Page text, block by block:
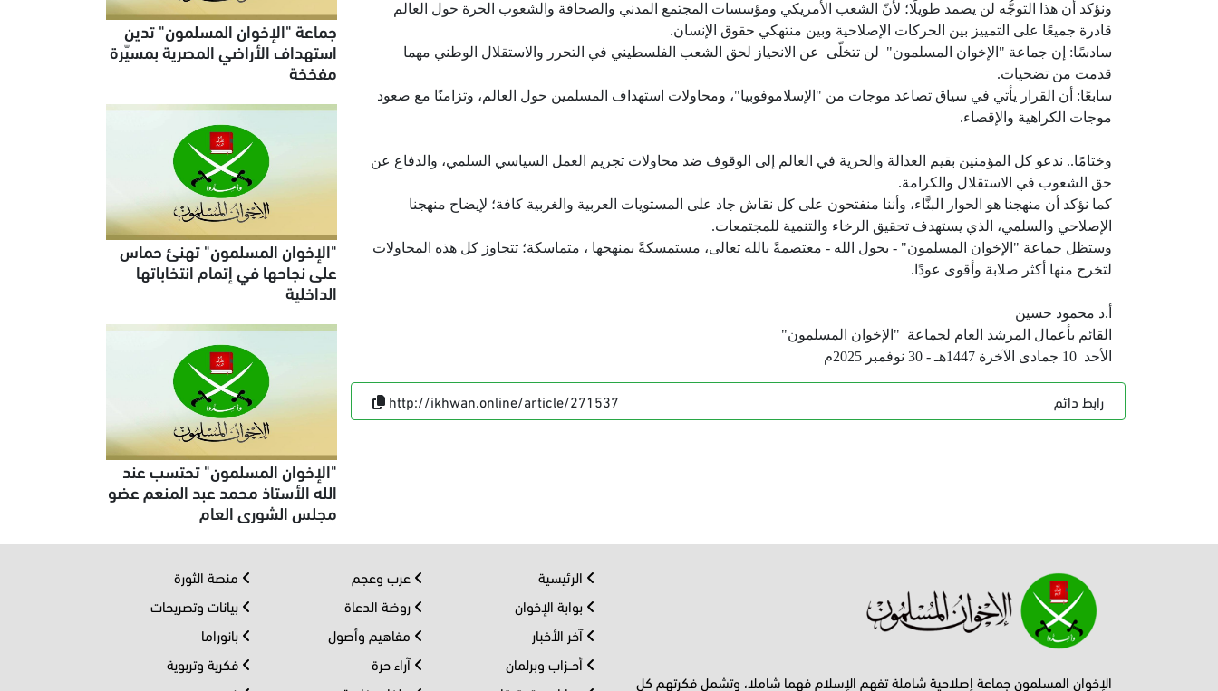
ونؤكد أن هذا التوجُّه لن يصمد طويلًا؛ لأنّ الشعب الأمريكي ومؤسسات المجتمع المدني والصحافة والشعوب الحرة حول العالم
قادرة جميعًا على التمييز بين الحركات الإصلاحية وبين منتهكي حقوق الإنسان.
سادسًا: إن جماعة "الإخوان المسلمون" لن تتخلّى عن الانحياز لحق الشعب الفلسطيني في التحرر والاستقلال الوطني مهما
قدمت من تضحيات.
سابعًا: أن القرار يأتي في سياق تصاعد موجات من "الإسلاموفوبيا"، ومحاولات استهداف المسلمين حول العالم، وتزامنًا مع صعود
موجات الكراهية والإقصاء.
وختامًا.. ندعو كل المؤمنين بقيم العدالة والحرية في العالم إلى الوقوف ضد محاولات تجريم العمل السياسي السلمي، والدفاع عن
حق الشعوب في الاستقلال والكرامة.
كما نؤكد أن منهجنا هو الحوار البنَّاء، وأننا منفتحون على كل نقاش جاد على المستويات العربية والغربية كافة؛ لإيضاح منهجنا
الإصلاحي والسلمي، الذي يستهدف تحقيق الرخاء والتنمية للمجتمعات.
وستظل جماعة "الإخوان المسلمون" - بحول الله - معتصمةً بالله تعالى، مستمسكةً بمنهجها ، متماسكة؛ تتجاوز كل هذه المحاولات
لتخرج منها أكثر صلابة وأقوى عودًا.
أ.د محمود حسين
القائم بأعمال المرشد العام لجماعة "الإخوان المسلمون"
الأحد 10 جمادى الآخرة 1447هـ - 30 نوفمبر 2025م
رابط دائم http://ikhwan.online/article/271537
جماعة "الإخوان المسلمون" تدين
استهداف الأراضي المصرية بمسيّرة
مفخخة
"الإخوان المسلمون" تهنئ حماس
على نجاحها في إتمام انتخاباتها
الداخلية
"الإخوان المسلمون" تحتسب عند
الله الأستاذ محمد عبد المنعم عضو
مجلس الشورى العام
الإخوان المسلمون جماعة إصلاحية شاملة تفهم الإسلام فهما شاملا، وتشمل فكرتهم كل
الرئيسية
بوابة الإخوان
آخر الأخبار
أحــزاب وبرلمان
عرب وعجم
روضة الدعاة
مفاهيم وأصول
آراء حرة
منصة الثورة
بيانات وتصريحات
بانوراما
فكرية وتربوية